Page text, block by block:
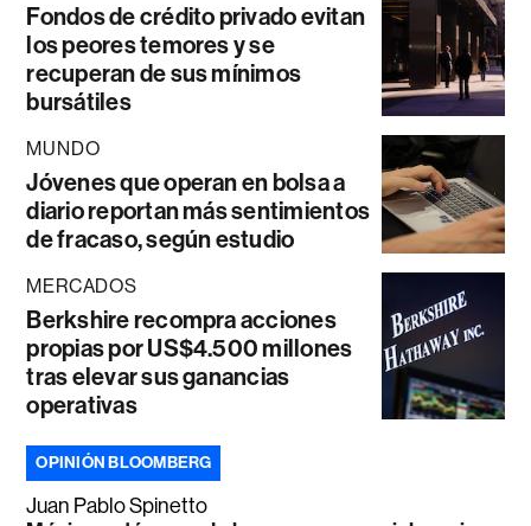
Fondos de crédito privado evitan
los peores temores y se
recuperan de sus mínimos
bursátiles
MUNDO
Jóvenes que operan en bolsa a
diario reportan más sentimientos
de fracaso, según estudio
MERCADOS
Berkshire recompra acciones
propias por US$4.500 millones
tras elevar sus ganancias
operativas
OPINIÓN BLOOMBERG
Juan Pablo Spinetto